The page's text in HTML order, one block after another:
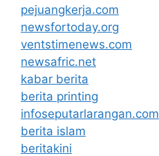
pejuangkerja.com
newsfortoday.org
ventstimenews.com
newsafric.net
kabar berita
berita printing
infoseputarlarangan.com
berita islam
beritakini